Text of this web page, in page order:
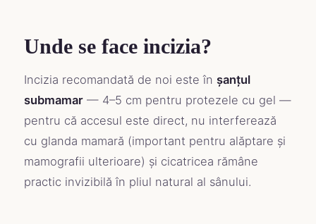
Unde se face incizia?
Incizia recomandată de noi este în șanțul
submamar — 4–5 cm pentru protezele cu gel —
pentru că accesul este direct, nu interferează
cu glanda mamară (important pentru alăptare și
mamografii ulterioare) și cicatricea rămâne
practic invizibilă în pliul natural al sânului.